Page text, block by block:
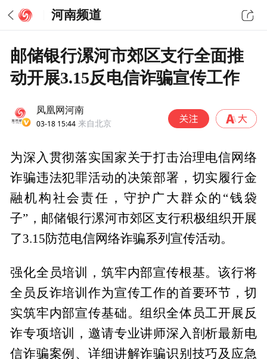
河南频道
邮储银行漯河市郊区支行全面推
动开展3.15反电信诈骗宣传工作
凤凰网河南
03-18 15:44 来自北京
为深入贯彻落实国家关于打击治理电信网络
诈骗违法犯罪活动的决策部署，切实履行金
融机构社会责任，守护广大群众的“钱袋
子”，邮储银行漯河市郊区支行积极组织开展
了3.15防范电信网络诈骗系列宣传活动。
强化全员培训，筑牢内部宣传根基。该行将
全员反诈培训作为宣传工作的首要环节，切
实筑牢内部宣传基础。组织全体员工开展反
诈专项培训，邀请专业讲师深入剖析最新电
信诈骗案例、详细讲解诈骗识别技巧及应急